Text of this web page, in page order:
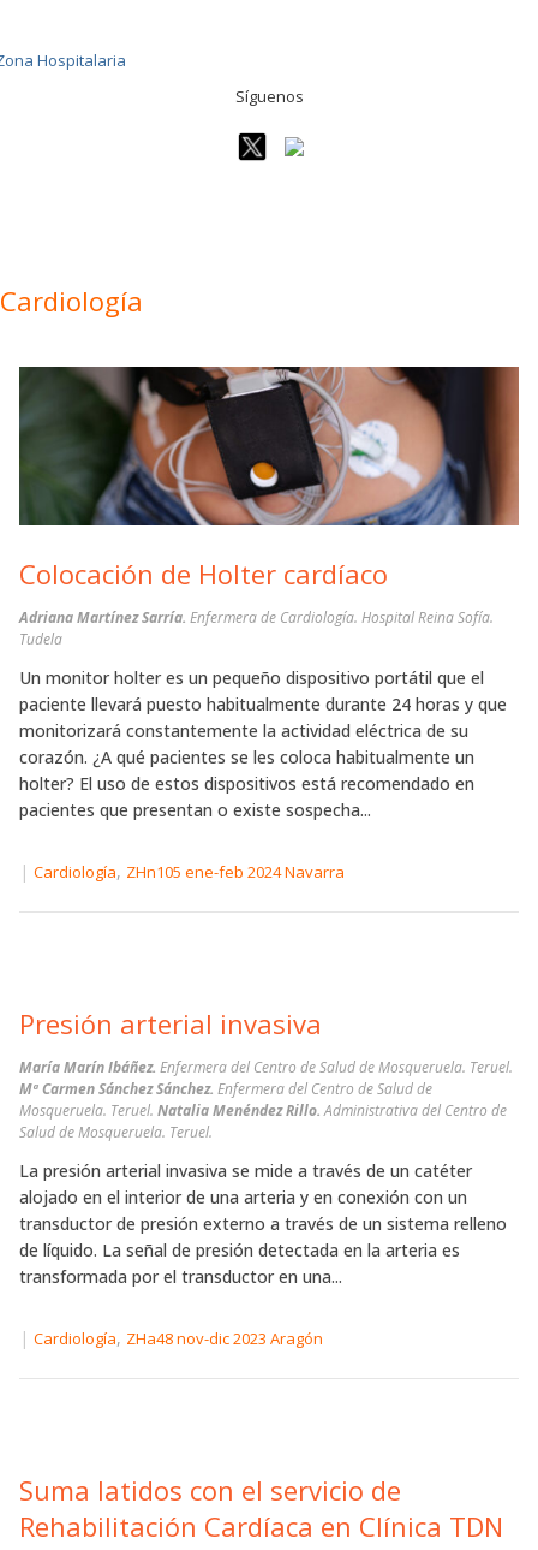
Síguenos
Cardiología
Colocación de Holter cardíaco
Adriana Martínez Sarría. Enfermera de Cardiología. Hospital Reina Sofía.
Tudela
Un monitor holter es un pequeño dispositivo portátil que el
paciente llevará puesto habitualmente durante 24 horas y que
monitorizará constantemente la actividad eléctrica de su
corazón. ¿A qué pacientes se les coloca habitualmente un
holter? El uso de estos dispositivos está recomendado en
pacientes que presentan o existe sospecha...
| Cardiología, ZHn105 ene-feb 2024 Navarra
Presión arterial invasiva
María Marín Ibáñez. Enfermera del Centro de Salud de Mosqueruela. Teruel.
Mª Carmen Sánchez Sánchez. Enfermera del Centro de Salud de
Mosqueruela. Teruel. Natalia Menéndez Rillo.Administrativa del Centro de
Salud de Mosqueruela. Teruel.
La presión arterial invasiva se mide a través de un catéter
alojado en el interior de una arteria y en conexión con un
transductor de presión externo a través de un sistema relleno
de líquido. La señal de presión detectada en la arteria es
transformada por el transductor en una...
| Cardiología, ZHa48 nov-dic 2023 Aragón
Suma latidos con el servicio de
Rehabilitación Cardíaca en Clínica TDN